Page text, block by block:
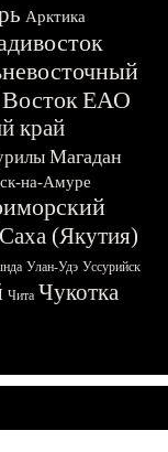
Арктика
ЕАО
край
Магадан
на-Амуре
(Якутия)
Улан-Удэ Уссурийск
Чита Чукотка